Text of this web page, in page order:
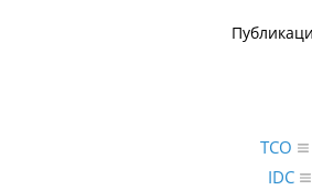
TCO
IDC